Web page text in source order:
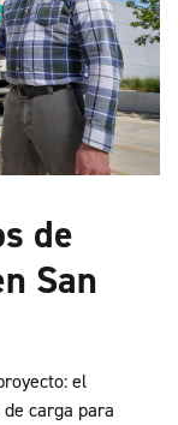
de
San
el
carga para